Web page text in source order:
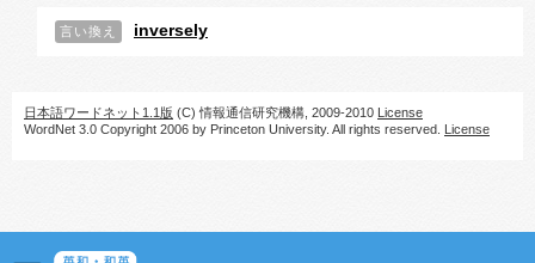
言い換え inversely
日本語ワードネット1.1版 (C) 情報通信研究機構, 2009-2010 License
WordNet 3.0 Copyright 2006 by Princeton University. All rights reserved. License